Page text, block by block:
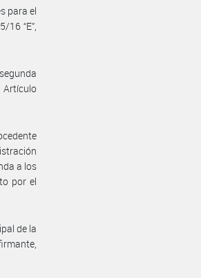
para el
“E”,
Artículo
a los
por el
de la